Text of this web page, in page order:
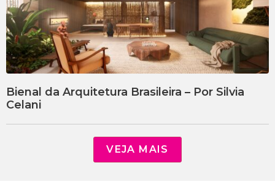
Bienal da Arquitetura Brasileira – Por Silvia
Celani
VEJA MAIS